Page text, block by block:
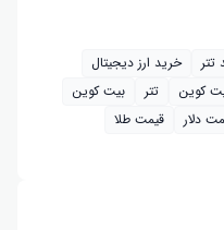
تتر
خرید ارز دیجیتال
کوین تتر
بیت کوین
دلار
قیمت طلا